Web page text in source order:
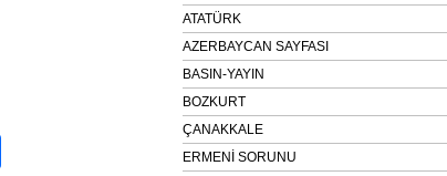
ATATÜRK
AZERBAYCAN SAYFASI
BASIN-YAYIN
BOZKURT
ÇANAKKALE
ERMENİ SORUNU